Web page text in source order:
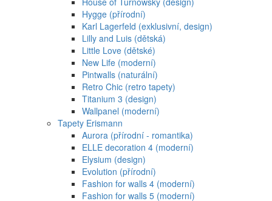
Hygge (přírodní)
Karl Lagerfeld (exklusivní, design)
Lilly and Luis (dětská)
Little Love (dětské)
New Life (moderní)
Pintwalls (naturální)
Retro Chic (retro tapety)
Titanium 3 (design)
Wallpanel (moderní)
Tapety Erismann
Aurora (přírodní - romantika)
ELLE decoration 4 (moderní)
Elysium (design)
Evolution (přírodní)
Fashion for walls 4 (moderní)
Fashion for walls 5 (moderní)